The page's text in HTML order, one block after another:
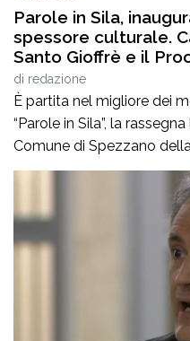
Parole in Sila,
spessore culturale.
Santo Gioffrè e il
Stefano Musolino
di redazione
È partita nel migliore dei
“Parole in Sila”, la
Comune di Spezzano
Pasquale Motta, che fino
Camigliatello Silano
protagonisti del
italiano. Nella splendida